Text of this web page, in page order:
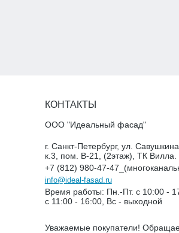
КОНТАКТЫ
ООО "Идеальный фасад"
г. Санкт-Петербург, ул.
к.3, пом. В-21, (2этаж), ТК Вилла.
+7 (812) 980-47-
info@ideal-fasad.ru
Время работы: Пн.-Пт. с 10:00 -
с 11:00 - 16:00, Вс - выходной
Уважаемые покупатели!